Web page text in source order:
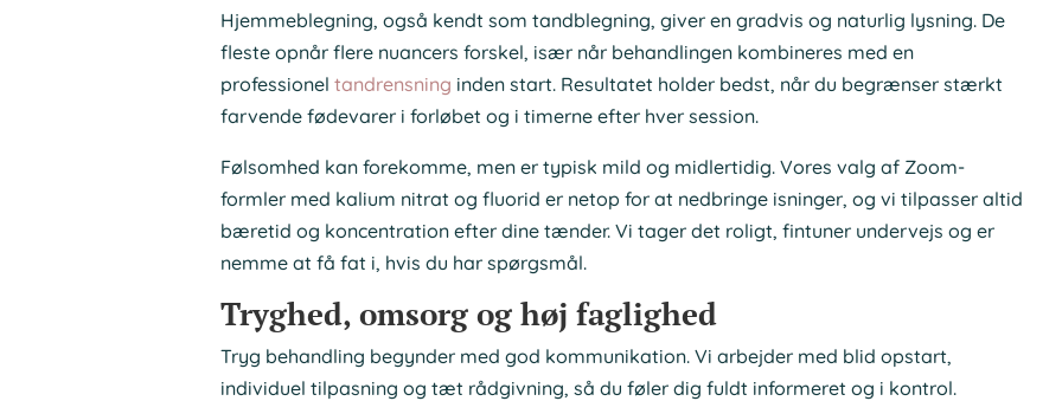
Hjemmeblegning, også kendt som tandblegning, giver en gradvis og naturlig lysning. De
fleste opnår flere nuancers forskel, især når behandlingen kombineres med en
professionel tandrensning inden start. Resultatet holder bedst, når du begrænser stærkt
farvende fødevarer i forløbet og i timerne efter hver session.
Følsomhed kan forekomme, men er typisk mild og midlertidig. Vores valg af Zoom-
formler med kalium nitrat og fluorid er netop for at nedbringe isninger, og vi tilpasser altid
bæretid og koncentration efter dine tænder. Vi tager det roligt, fintuner undervejs og er
nemme at få fat i, hvis du har spørgsmål.
Tryghed, omsorg og høj faglighed
Tryg behandling begynder med god kommunikation. Vi arbejder med blid opstart,
individuel tilpasning og tæt rådgivning, så du føler dig fuldt informeret og i kontrol.